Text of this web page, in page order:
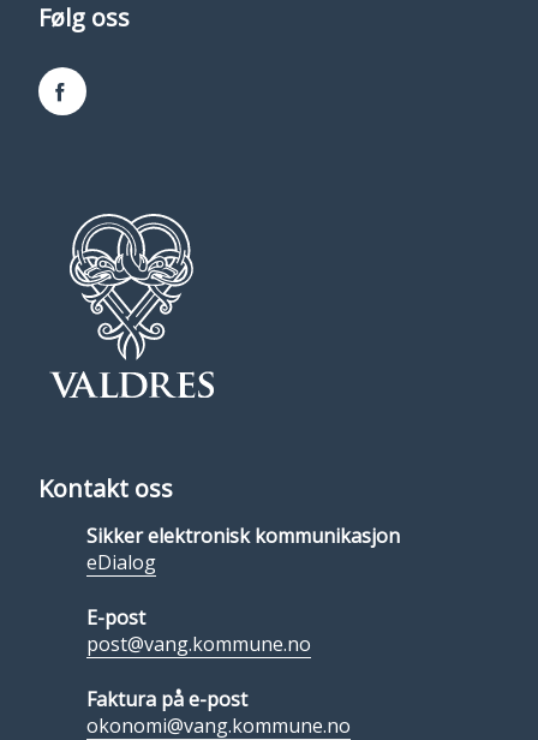
Følg oss
Facebook
Kontakt oss
Sikker elektronisk kommunikasjon
eDialog
E-post
post@vang.kommune.no
Faktura på e-post
okonomi@vang.kommune.no